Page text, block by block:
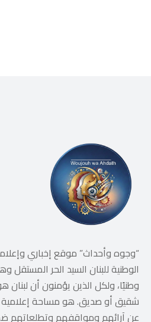
“وجوه وأحداث” موقع إخباري
الوطنية للبنان السيد الحر
وطنيًا، ولكل الذين يؤمنون أن لبنان
شقيق أو صديق. هو مساحة إعلامية
عن آرائهم ومواقفهم وتطلعاتهم